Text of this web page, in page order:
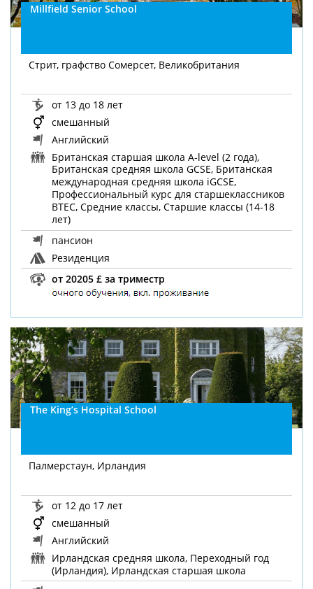
Millfield Senior School
Стрит, графство Сомерсет, Великобритания
от 13 до 18 лет
смешанный
Английский
Британская старшая школа A-level (2 года),
Британская средняя школа GCSE, Британская
международная средняя школа iGCSE,
Профессиональный курс для старшеклассников
BTEC, Средние классы, Старшие классы (14-18
лет)
пансион
Резиденция
от 20205 £ за триместр
The King’s Hospital School
Палмерстаун, Ирландия
от 12 до 17 лет
смешанный
Английский
Ирландская средняя школа, Переходный год
(Ирландия), Ирландская старшая школа